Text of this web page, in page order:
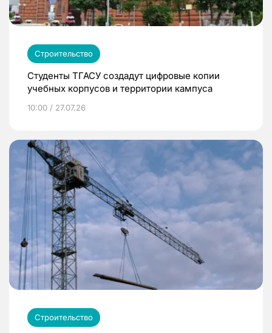
Строительство
Студенты ТГАСУ создадут цифровые копии
учебных корпусов и территории кампуса
10:00 / 27.07.26
Строительство